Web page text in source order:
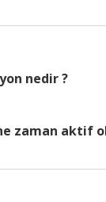
nedir ?
zaman aktif